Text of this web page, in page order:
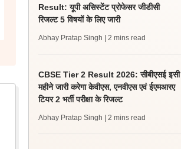
Result: यूपी असिस्टेंट प्रोफेसर जीडीसी
रिजल्ट 5 विषयों के लिए जारी
Abhay Pratap Singh | 2 mins read
CBSE Tier 2 Result 2026: सीबीएसई इसी
महीने जारी करेगा केवीएस, एनवीएस एवं ईएमआरए
टियर 2 भर्ती परीक्षा के रिजल्ट
Abhay Pratap Singh | 2 mins read